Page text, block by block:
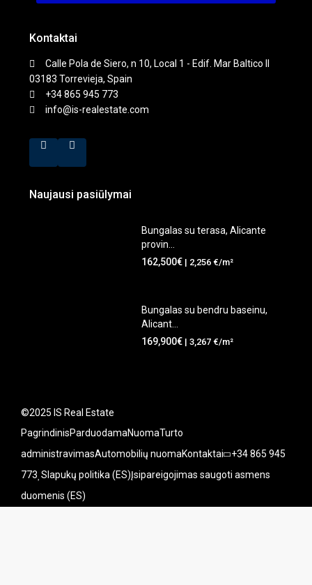
Kontaktai
Calle Pola de Siero, n 10, Local 1 - Edif. Mar Baltico II
03183 Torrevieja, Spain
+34 865 945 773
info@is-realestate.com
Naujausi pasiūlymai
Bungalas su terasa, Alicante
provin...
162,500€ | 2,256 €/m²
Bungalas su bendru baseinu,
Alicant...
169,900€ | 3,267 €/m²
©2025 IS Real Estate
PagrindinisParduodamaNuomaTurto
administravimasAutomobilių nuomaKontaktai +34 865 945
773 Slapukų politika (ES)Įsipareigojimas saugoti asmens
duomenis (ES)